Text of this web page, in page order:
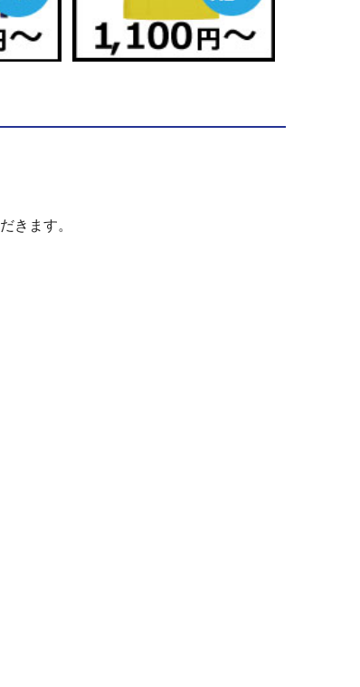
きます。